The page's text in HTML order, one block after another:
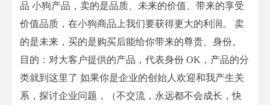
品 小狗产品，卖的是品质、未来的价值、带来的享受
价值品质，在小狗商品上我们要获得更大的利润。 卖
的是未来，买的是购买后能给你带来的尊贵、身份。
目的：对大客户提供的产品，代表身份 OK，产品的分
类就到这里了 如果你是企业的创始人欢迎和我产生关
系，探讨企业问题，（不交流，永远都不会成长，快